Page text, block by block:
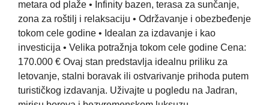
metara od plaže • Infinity bazen, terasa za sunčanje,
zona za roštilj i relaksaciju • Održavanje i obezbeđenje
tokom cele godine • Idealan za izdavanje i kao
investicija • Velika potražnja tokom cele godine Cena:
170.000 € Ovaj stan predstavlja idealnu priliku za
letovanje, stalni boravak ili ostvarivanje prihoda putem
turističkog izdavanja. Uživajte u pogledu na Jadran,